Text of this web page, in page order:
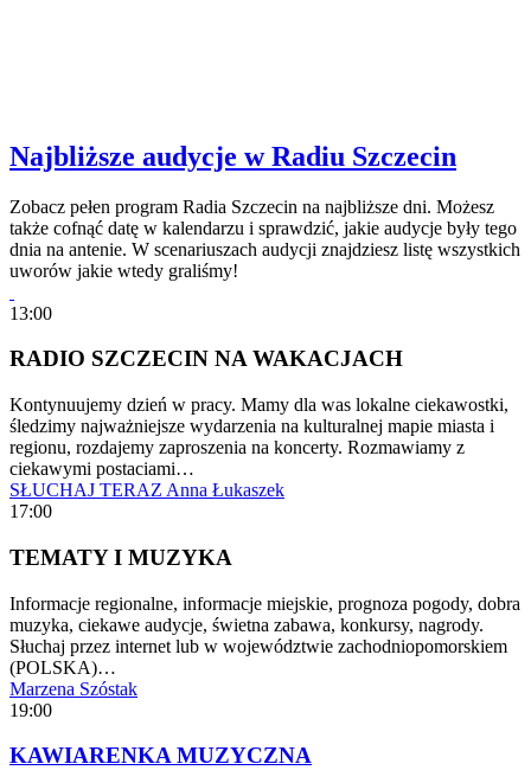
Najbliższe audycje w Radiu Szczecin
Zobacz pełen program Radia Szczecin na najbliższe dni. Możesz
także cofnąć datę w kalendarzu i sprawdzić, jakie audycje były tego
dnia na antenie. W scenariuszach audycji znajdziesz listę wszystkich
uworów jakie wtedy graliśmy!
13:00
RADIO SZCZECIN NA WAKACJACH
Kontynuujemy dzień w pracy. Mamy dla was lokalne ciekawostki,
śledzimy najważniejsze wydarzenia na kulturalnej mapie miasta i
regionu, rozdajemy zaproszenia na koncerty. Rozmawiamy z
ciekawymi postaciami…
SŁUCHAJ TERAZ Anna Łukaszek
17:00
TEMATY I MUZYKA
Informacje regionalne, informacje miejskie, prognoza pogody, dobra
muzyka, ciekawe audycje, świetna zabawa, konkursy, nagrody.
Słuchaj przez internet lub w województwie zachodniopomorskiem
(POLSKA)…
Marzena Szóstak
19:00
KAWIARENKA MUZYCZNA